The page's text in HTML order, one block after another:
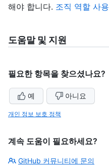
해야 합니다. 조직 역할 사용
도움말 및 지원
필요한 항목을 찾으셨나요?
예 아니요
개인 정보 보호 정책
계속 도움이 필요하세요?
GitHub 커뮤니티에 문의